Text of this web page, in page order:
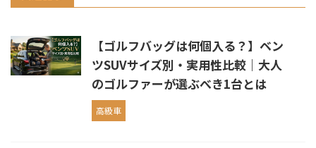
【ゴルフバッグは何個入る？】ベン
ツSUVサイズ別・実用性比較｜大人
のゴルファーが選ぶべき1台とは
高級車